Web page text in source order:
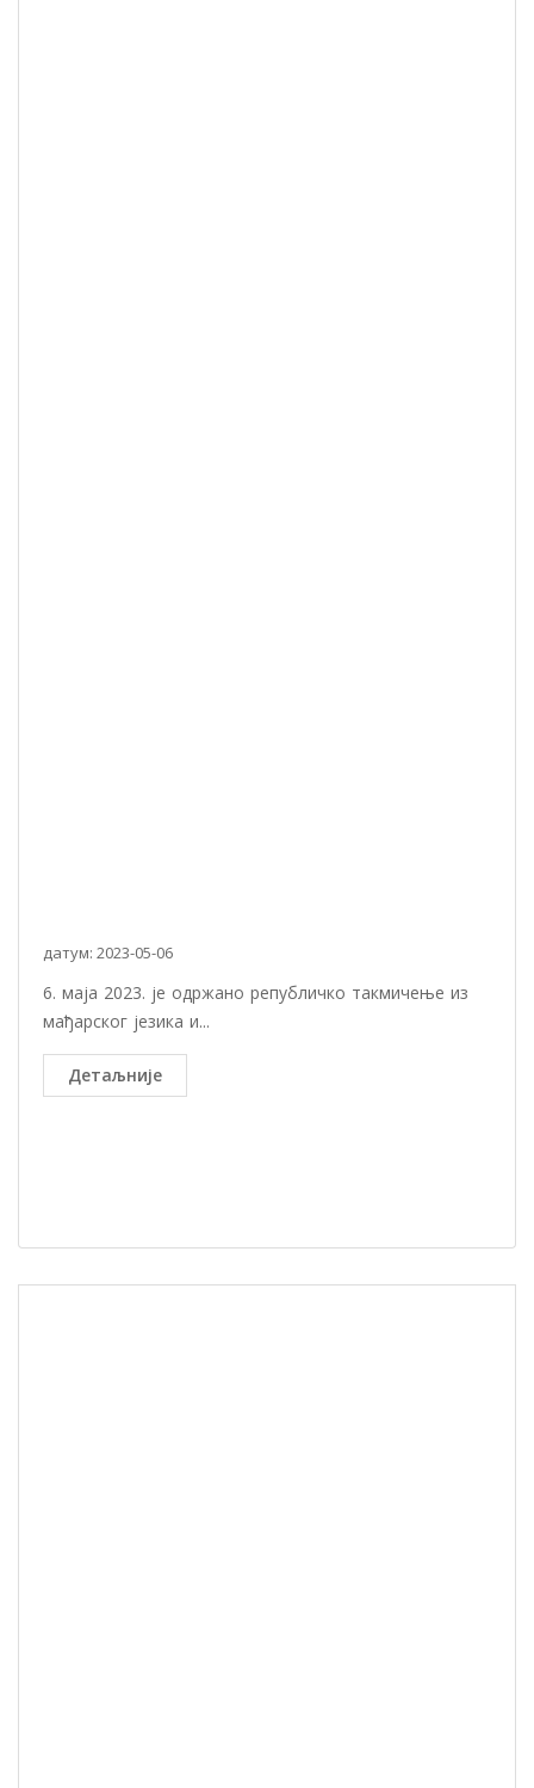
датум: 2023-05-06
6. маја 2023. је одржано републичко такмичење из
мађарског језика и...
Детаљније